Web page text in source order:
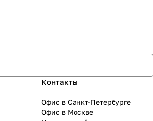
Контакты
Офис в Санкт-Петербурге
Офис в Москве